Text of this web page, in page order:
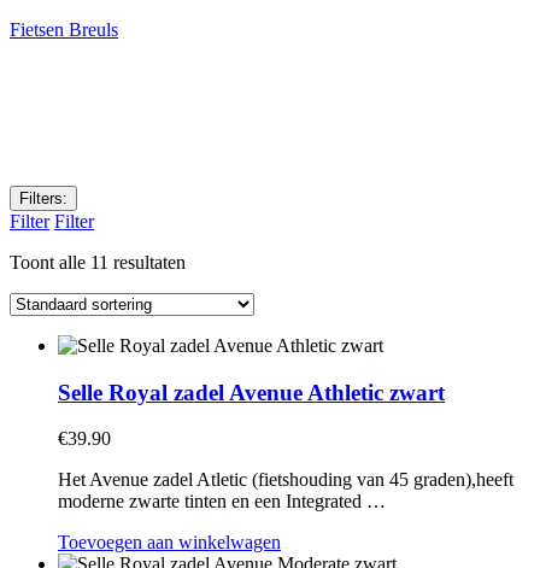
Fietsen Breuls
Filters:
Filter Filter
Toont alle 11 resultaten
Selle Royal zadel Avenue Athletic zwart
€39.90
Het Avenue zadel Atletic (fietshouding van 45 graden),heeft
moderne zwarte tinten en een Integrated …
Toevoegen aan winkelwagen